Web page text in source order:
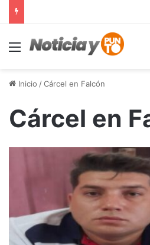
Menú
Inicio /Cárcel en Falcón
Cárcel en